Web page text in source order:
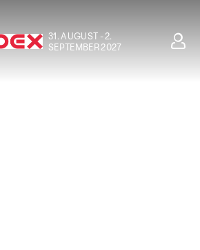
31. AUGUST - 2.
SEPTEMBER 2027